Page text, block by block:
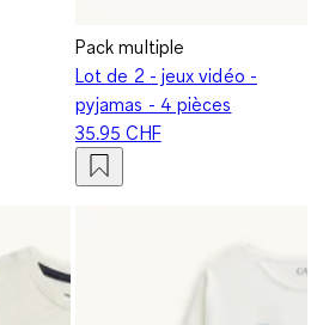
Pack multiple
Lot de 2 - jeux vidéo -
pyjamas - 4 pièces
35.95 CHF